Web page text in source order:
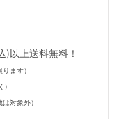
以上送料無料！
ます）
)
対象外）